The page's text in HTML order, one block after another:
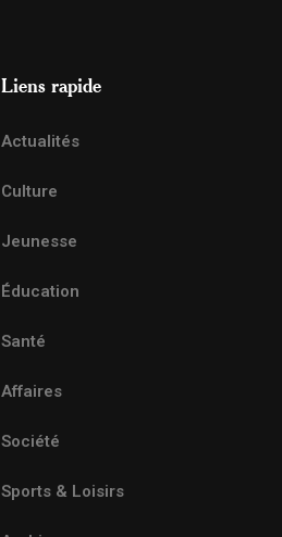
Liens rapide
Actualités
Culture
Jeunesse
Éducation
Santé
Affaires
Société
Sports & Loisirs